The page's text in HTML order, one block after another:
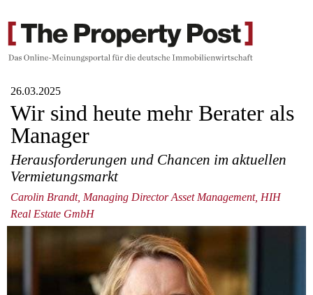
26.03.2025
Wir sind heute mehr Berater als
Manager
Herausforderungen und Chancen im aktuellen
Vermietungsmarkt
Carolin Brandt, Managing Director Asset Management, HIH
Real Estate GmbH